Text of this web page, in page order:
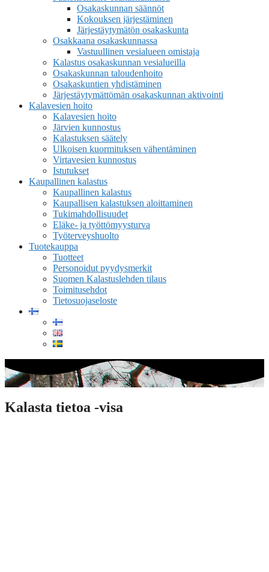
Osakaskunnan säännöt
Kokouksen järjestäminen
Järjestäytymätön osakaskunta
Osakkaana osakaskunnassa
Vastuullinen vesialueen omistaja
Kalastus osakaskunnan vesialueilla
Osakaskunnan taloudenhoito
Osakaskuntien yhdistäminen
Järjestäytymättömän osakaskunnan aktivointi
Kalavesien hoito
Kalavesien hoito
Järvien kunnostus
Kalastuksen säätely
Ulkoisen kuormituksen vähentäminen
Virtavesien kunnostus
Istutukset
Kaupallinen kalastus
Kaupallinen kalastus
Kaupallisen kalastuksen aloittaminen
Tukimahdollisuudet
Eläke- ja työttömyysturva
Työterveyshuolto
Tuotekauppa
Tuotteet
Personoidut pyydysmerkit
Suomen Kalastuslehden tilaus
Toimitusehdot
Tietosuojaseloste
Kalasta tietoa -visa